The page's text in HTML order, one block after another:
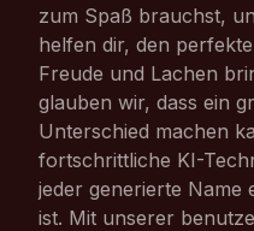
zum Spaß brauchst,
helfen dir, den
Freude und Lachen
glauben wir, dass ein
Unterschied machen
fortschrittliche KI-
jeder generierte Name
ist. Mit unserer